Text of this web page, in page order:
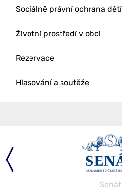
Sociálně právní ochrana dětí
Životní prostředí v obci
Rezervace
Hlasování a soutěže
Senát